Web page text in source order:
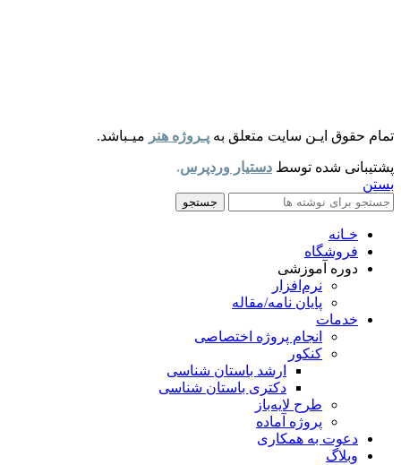
تمام حقوق ایـن سایت متعلق به پـروژه هنر میـباشد.
پشتیبانی شده توسط دستیار وردپرس.
بستن
جستجو
خـانه
فروشگاه
دوره آموزشی
نرم‌افزار
پایان نامه/مقاله
خدمات
انجام پروژه اختصاصی
کنکور
ارشد باستان شناسی
دکتری باستان شناسی
طرح لایه‌باز
پروژه آماده
دعوت به همکاری
وبلاگ